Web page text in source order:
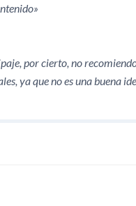
por cierto, no
ya que no es una buena